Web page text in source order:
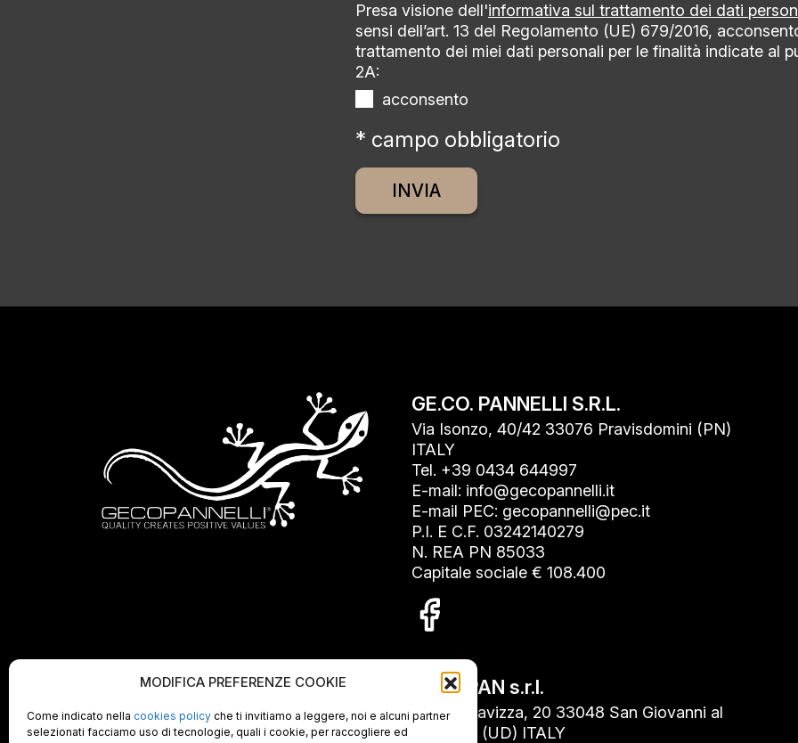
MODIFICA PREFERENZE COOKIE
Come indicato nella cookies policy che ti invitiamo a leggere, noi e alcuni partner
selezionati facciamo uso di tecnologie, quali i cookie, per raccogliere ed
Presa visione dell'informativa sul trattamento dei dati
sensi dell’art. 13 del Regolamento (UE) 679/2016,
trattamento dei miei dati personali per le finalità indicate al
2A:
acconsento
* campo obbligatorio
GE.CO. PANNELLI S.R.L.
Via Isonzo, 40/42 33076 Pravisdomini (PN)
ITALY
Tel. +39 0434 644997
E-mail: info@gecopannelli.it
E-mail PEC: gecopannelli@pec.it
P.I. E C.F. 03242140279
N. REA PN 85033
Capitale sociale € 108.400
GECOPAN s.r.l.
Via Roncavizza, 20 33048 San Giovanni al
Natisone (UD) ITALY